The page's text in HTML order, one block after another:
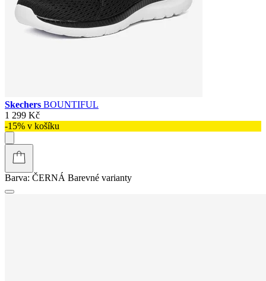
Skechers BOUNTIFUL
1 299 Kč
-15% v košíku
Barva: ČERNÁ Barevné varianty